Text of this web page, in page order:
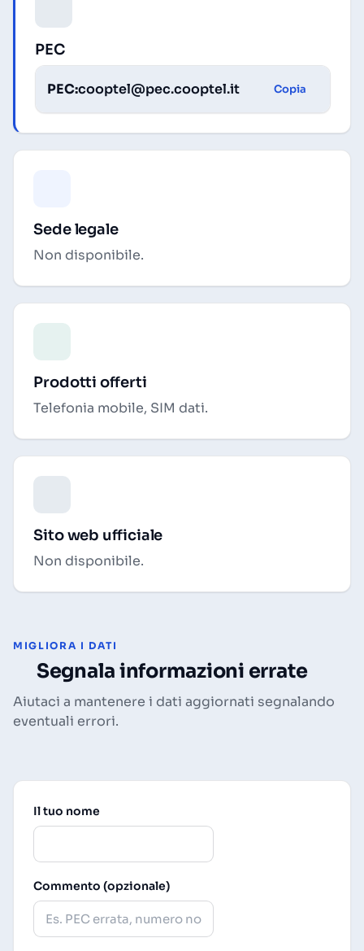
PEC
PEC:cooptel@pec.cooptel.it Copia
Sede legale
Non disponibile.
Prodotti offerti
Telefonia mobile, SIM dati.
Sito web ufficiale
Non disponibile.
MIGLIORA I DATI
Segnala informazioni errate
Aiutaci a mantenere i dati aggiornati segnalando
eventuali errori.
Il tuo nome
Commento (opzionale)